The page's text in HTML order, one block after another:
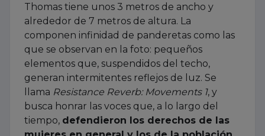
Thomas tiene unos 3 metros de ancho y
alrededor de 7 metros de altura. La
componen infinidad de panderetas como las
que se observan en la foto: pequeños
elementos que, suspendidos del techo,
generan intermitentes reflejos de luz. Se
llama Resistance Reverb: Movements 1, y
busca honrar las voces que, a lo largo del
tiempo, defendieron los derechos de las